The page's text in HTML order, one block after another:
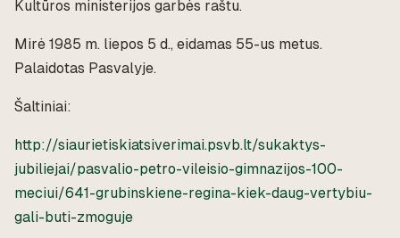
Kultūros ministerijos garbės raštu.
Mirė 1985 m. liepos 5 d., eidamas 55-us metus.
Palaidotas Pasvalyje.
Šaltiniai:
http://siaurietiskiatsiverimai.psvb.lt/sukaktys-
jubiliejai/pasvalio-petro-vileisio-gimnazijos-100-
meciui/641-grubinskiene-regina-kiek-daug-vertybiu-
gali-buti-zmoguje